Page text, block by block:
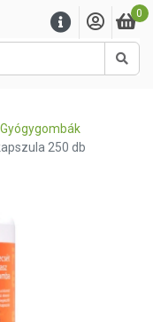
0
Gyógygombák
250 db